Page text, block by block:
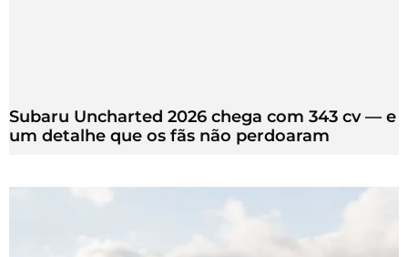
Subaru Uncharted 2026 chega com 343 cv — e
um detalhe que os fãs não perdoaram